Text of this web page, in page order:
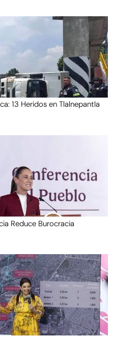
13 Heridos en Tlalnepantla
Reduce Burocracia